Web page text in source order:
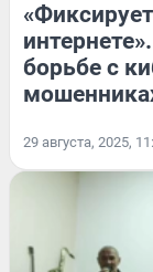
борьбе с
29 августа, 2025,